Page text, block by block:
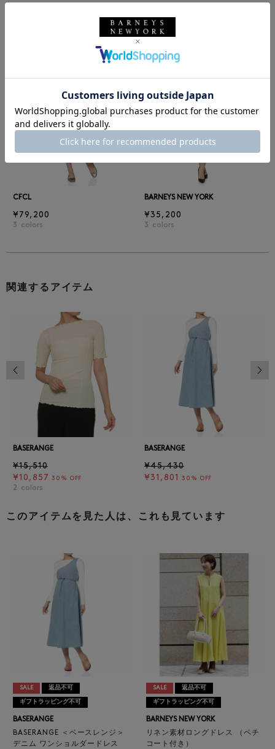
同じカテゴリのアイテム
CFCL
¥79,200
3 colors
BARNEYS NEW YORK
¥35,200
3 colors
前の画像
関連するアイテム
BASERANGE
¥15,510
¥10,857 30% OFF
2 colors
BASERANGE
¥45,430
¥31,801
30% OFF
前の画像
このアイテムを見た人は、これも見ています
SALE 返品不可
ギフトラッピング不可
BASERANGE
BASERANGE ＜ベースレンジ＞
デニム ワンショルダードレス
SALE 返品不可
ギフトラッピング不可
BARNEYS NEW YORK
リネン素材ロングドレス （ペチ
コート付き）